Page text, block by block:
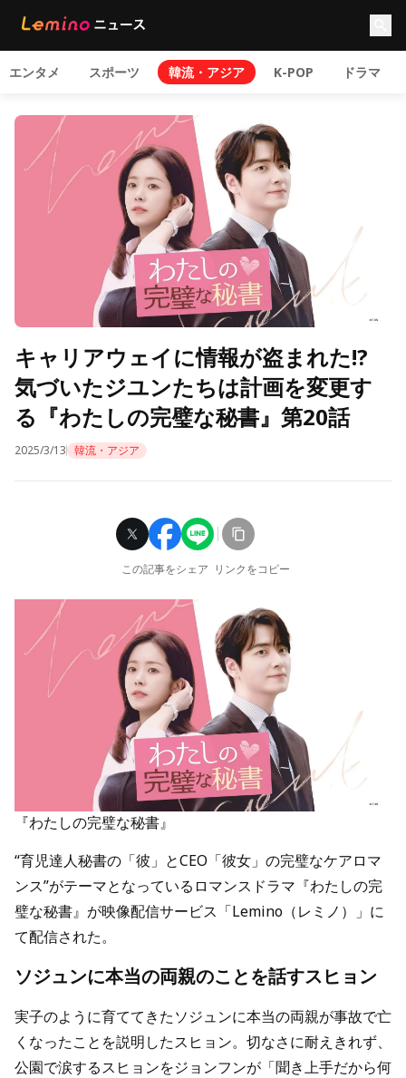
エンタメ スポーツ 韓流・アジア K-POP ドラマ
キャリアウェイに情報が盗まれた!?
気づいたジユンたちは計画を変更す
る『わたしの完璧な秘書』第20話
2025/3/13 韓流・アジア
この記事をシェア リンクをコピー
『わたしの完璧な秘書』
“育児達人秘書の「彼」とCEO「彼女」の完璧なケアロマ
ンス”がテーマとなっているロマンスドラマ『わたしの完
璧な秘書』が映像配信サービス「Lemino（レミノ）」に
て配信された。
ソジュンに本当の両親のことを話すスヒョン
実子のように育ててきたソジュンに本当の両親が事故で亡
くなったことを説明したスヒョン。切なさに耐えきれず、
公園で涙するスヒョンをジョンフンが「聞き上手だから何